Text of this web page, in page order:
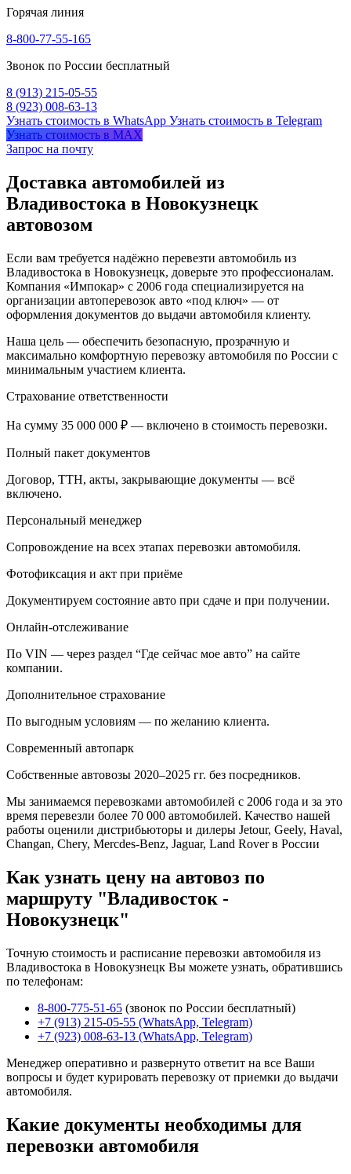
Горячая линия
8-800-77-55-165
Звонок по России бесплатный
8 (913) 215-05-55
8 (923) 008-63-13
Узнать стоимость в WhatsApp Узнать стоимость в Telegram
Узнать стоимость в MAX
Запрос на почту
Доставка автомобилей из
Владивостока в Новокузнецк
автовозом
Если вам требуется надёжно перевезти автомобиль из
Владивостока в Новокузнецк, доверьте это профессионалам.
Компания «Импокар» с 2006 года специализируется на
организации автоперевозок авто «под ключ» — от
оформления документов до выдачи автомобиля клиенту.
Наша цель — обеспечить безопасную, прозрачную и
максимально комфортную перевозку автомобиля по России с
минимальным участием клиента.
Страхование ответственности
На сумму 35 000 000 ₽ — включено в стоимость перевозки.
Полный пакет документов
Договор, ТТН, акты, закрывающие документы — всё
включено.
Персональный менеджер
Сопровождение на всех этапах перевозки автомобиля.
Фотофиксация и акт при приёме
Документируем состояние авто при сдаче и при получении.
Онлайн-отслеживание
По VIN — через раздел “Где сейчас мое авто” на сайте
компании.
Дополнительное страхование
По выгодным условиям — по желанию клиента.
Современный автопарк
Собственные автовозы 2020–2025 гг. без посредников.
Мы занимаемся перевозками автомобилей с 2006 года и за это
время перевезли более 70 000 автомобилей. Качество нашей
работы оценили дистрибьюторы и дилеры Jetour, Geely, Haval,
Changan, Chery, Mercdes-Benz, Jaguar, Land Rover в России
Как узнать цену на автовоз по
маршруту "Владивосток -
Новокузнецк"
Точную стоимость и расписание перевозки автомобиля из
Владивостока в Новокузнецк Вы можете узнать, обратившись
по телефонам:
8-800-775-51-65 (звонок по России бесплатный)
+7 (913) 215-05-55 (WhatsApp, Telegram)
+7 (923) 008-63-13 (WhatsApp, Telegram)
Менеджер оперативно и развернуто ответит на все Ваши
вопросы и будет курировать перевозку от приемки до выдачи
автомобиля.
Какие документы необходимы для
перевозки автомобиля